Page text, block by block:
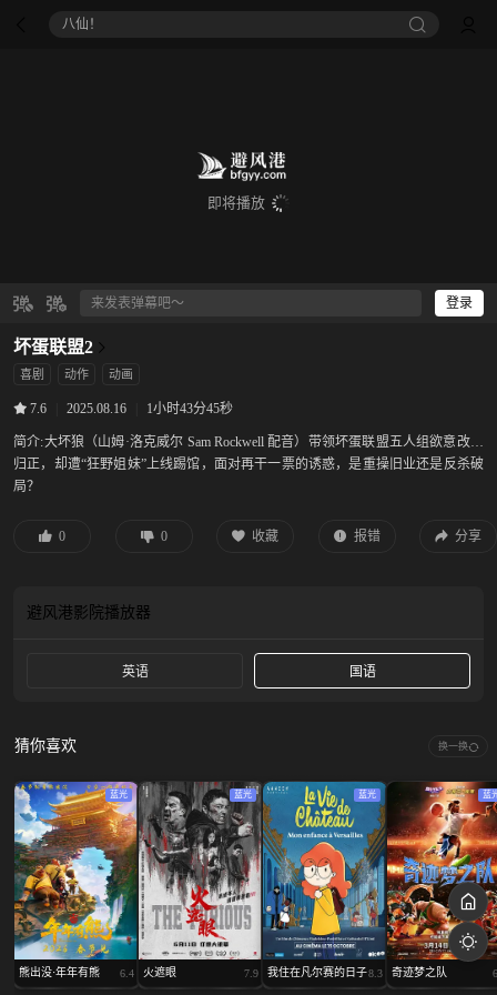
八仙！
即将播放
登录
坏蛋联盟2
喜剧 动作 动画
7.6 2025.08.16 1小时43分45秒
简介:大坏狼（山姆·洛克威尔 Sam Rockwell 配音）带领坏蛋联盟五人组欲意改邪
归正，却遭“狂野姐妹”上线踢馆，面对再干一票的诱惑，是重操旧业还是反杀破
局？
0 0 收藏 报错 分享
避风港影院播放器
英语 国语
猜你喜欢 换一换
蓝光
熊出没·年年有熊 6.4
蓝光
火遮眼 7.9
蓝光
我住在凡尔赛的日子8.3
蓝
奇迹梦之队